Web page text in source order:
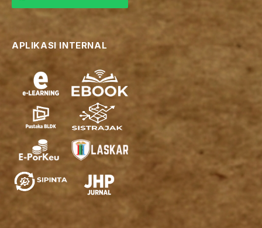
APLIKASI INTERNAL